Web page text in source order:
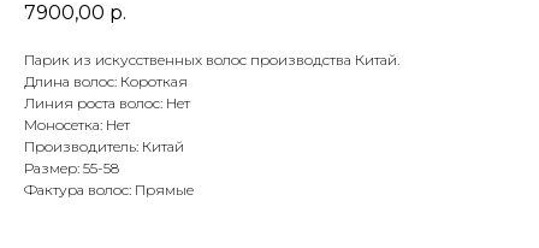
7900,00 р.
Парик из искусственных волос производства Китай.
Длина волос: Короткая
Линия роста волос: Нет
Моносетка: Нет
Производитель: Китай
Размер: 55-58
Фактура волос: Прямые